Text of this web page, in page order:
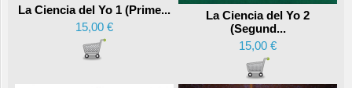
La Ciencia del Yo 1 (Prime...
15,00 €
La Ciencia del Yo 2
(Segund...
15,00 €